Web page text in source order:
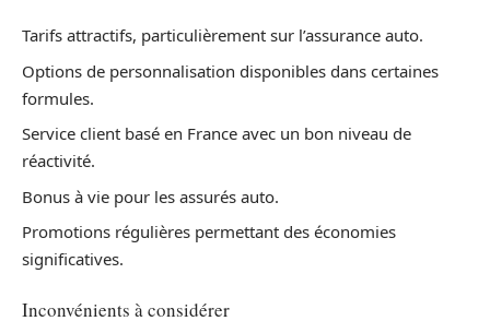
Tarifs attractifs, particulièrement sur l’assurance auto.
Options de personnalisation disponibles dans certaines
formules.
Service client basé en France avec un bon niveau de
réactivité.
Bonus à vie pour les assurés auto.
Promotions régulières permettant des économies
significatives.
Inconvénients à considérer